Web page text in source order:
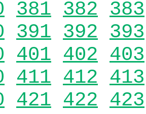
381 382 383
391 392 393
401 402 403
411 412 413
421 422 423